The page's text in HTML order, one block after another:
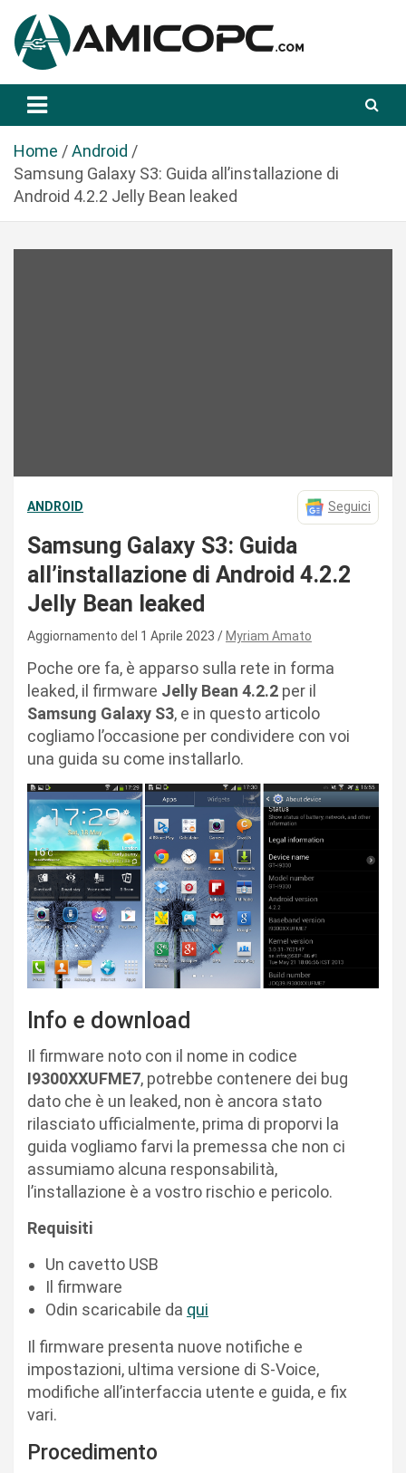
a
Amicopc.com
Home
Android
Samsung Galaxy S3: Guida all’installazione di
Android 4.2.2 Jelly Bean leaked
ANDROID Seguici
Samsung Galaxy S3: Guida
all’installazione di Android 4.2.2
Jelly Bean leaked
Aggiornamento del 1 Aprile 2023 Myriam Amato
Poche ore fa, è apparso sulla rete in forma
leaked, il firmware Jelly Bean 4.2.2 per il
Samsung Galaxy S3, e in questo articolo
cogliamo l’occasione per condividere con voi
una guida su come installarlo.
Info e download
Il firmware noto con il nome in codice
I9300XXUFME7, potrebbe contenere dei bug
dato che è un leaked, non è ancora stato
rilasciato ufficialmente, prima di proporvi la
guida vogliamo farvi la premessa che non ci
assumiamo alcuna responsabilità,
l’installazione è a vostro rischio e pericolo.
Requisiti
Un cavetto USB
Il firmware
Odin scaricabile da qui
Il firmware presenta nuove notifiche e
impostazioni, ultima versione di S-Voice,
modifiche all’interfaccia utente e guida, e fix
vari.
Procedimento